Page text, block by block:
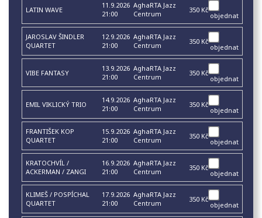
LATIN WAVE
11.9.2026
21:00
AghaRTA Jazz
Centrum
350 Kč
objednat
JAROSLAV ŠINDLER
QUARTET
12.9.2026
21:00
AghaRTA Jazz
Centrum
350 Kč
objednat
VIBE FANTASY
13.9.2026
21:00
AghaRTA Jazz
Centrum
350 Kč
objednat
EMIL VIKLICKÝ TRIO
14.9.2026
21:00
AghaRTA Jazz
Centrum
350 Kč
objednat
FRANTIŠEK KOP
QUARTET
15.9.2026
21:00
AghaRTA Jazz
Centrum
350 Kč
objednat
KRATOCHVÍL /
ACKERMAN / ZANGI
16.9.2026
21:00
AghaRTA Jazz
Centrum
350 Kč
objednat
KLIMEŠ / POSPÍCHAL
QUARTET
17.9.2026
21:00
AghaRTA Jazz
Centrum
350 Kč
objednat